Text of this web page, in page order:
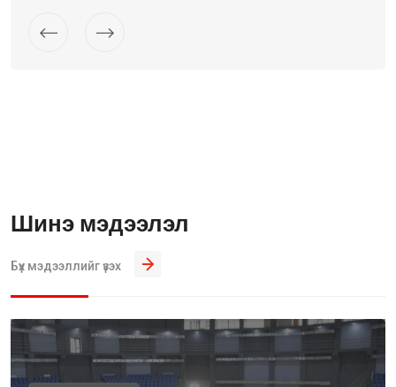
Шинэ мэдээлэл
Бүх мэдээллийг үзэх